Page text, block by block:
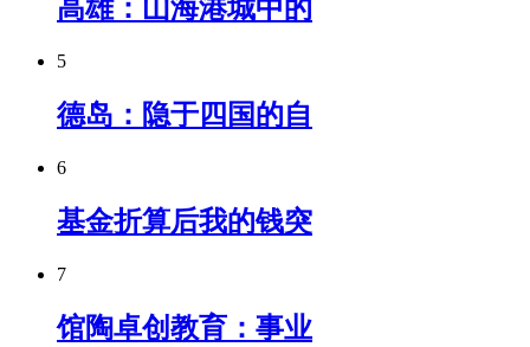
高雄：山海港城中的
5
德岛：隐于四国的自
6
基金折算后我的钱突
7
馆陶卓创教育：事业